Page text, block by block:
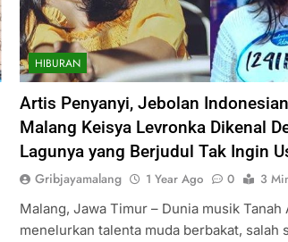
HIBURAN
Artis Penyanyi, Jebolan
Malang Keisya Levronka Dikenal
Lagunya yang Berjudul Tak Ingin
Gribjayamalang 1 Year Ago 0
3
Malang, Jawa Timur – Dunia musik Tanah
menelurkan talenta muda berbakat, salah